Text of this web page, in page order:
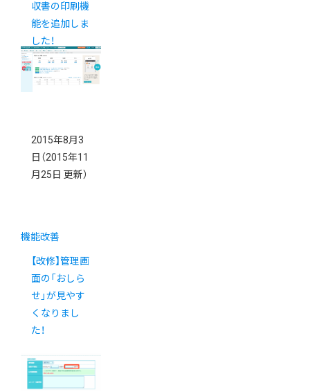
収書の印刷機
能を追加しま
した！
2015年8月3
日 （2015年11
月25日 更新）
機能改善
【改修】管理画
面の「おしら
せ」が見やす
くなりまし
た！